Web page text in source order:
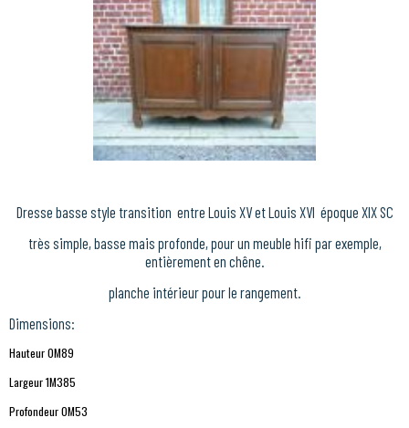
Dresse basse style transition entre Louis XV et Louis XVI époque XIX SC
très simple, basse mais profonde, pour un meuble hifi par exemple,
entièrement en chêne.
planche intérieur pour le rangement.
Dimensions:
Hauteur 0M89
Largeur 1M385
Profondeur 0M53